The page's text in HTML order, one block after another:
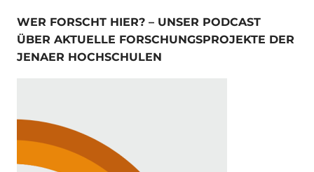
WER FORSCHT HIER? – UNSER PODCAST
ÜBER AKTUELLE FORSCHUNGSPROJEKTE DER
JENAER HOCHSCHULEN